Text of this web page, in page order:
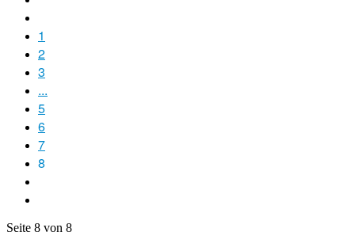
1
2
3
...
5
6
7
8
Seite 8 von 8